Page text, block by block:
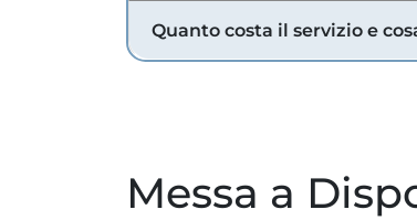
Quanto costa il servizio e
Messa a